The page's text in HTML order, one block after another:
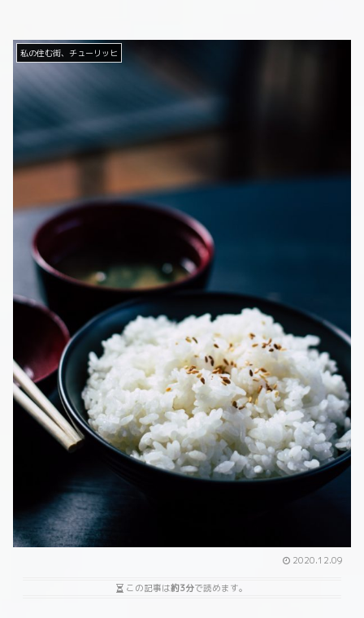
私の住む街、チューリッヒ
2020.12.09
この記事は約3分で読めます。